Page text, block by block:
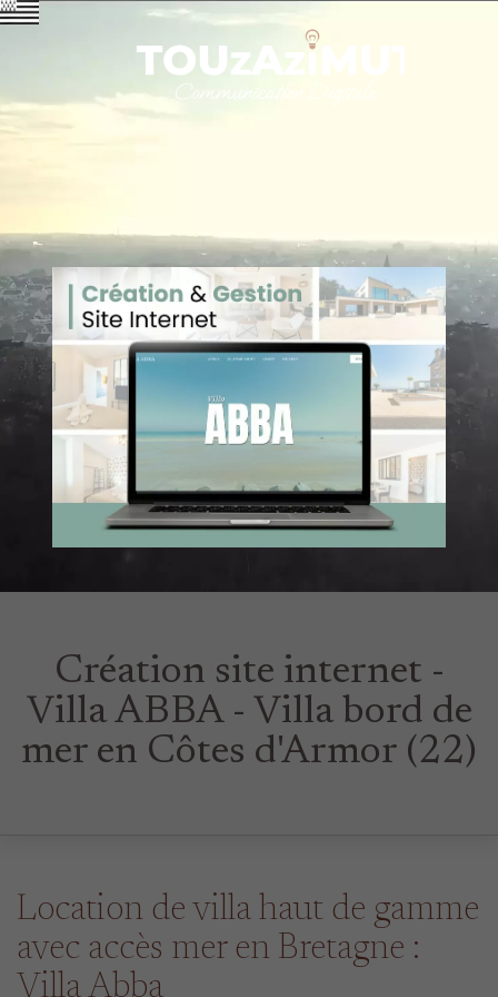
Création site internet -
Villa ABBA - Villa bord de
mer en Côtes d'Armor (22)
Location de villa haut de gamme
avec accès mer en Bretagne :
Villa Abba